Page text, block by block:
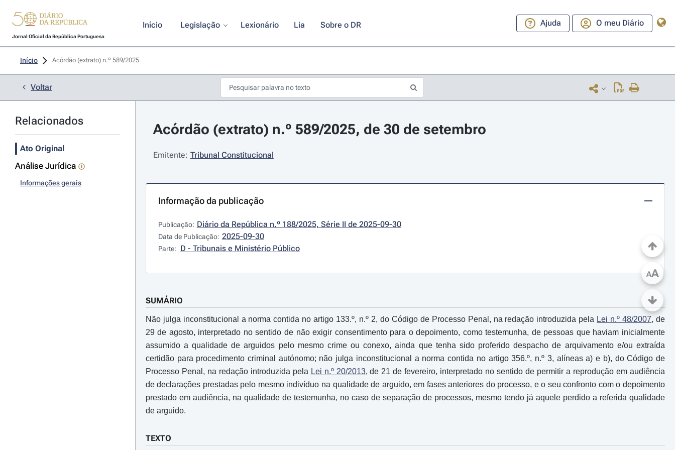
Jornal Oficial da República Portuguesa
Início Legislação Lexionário Lia Sobre o DR Ajuda O meu Diário
Início Acórdão (extrato) n.º 589/2025
Voltar
Relacionados
Ato Original
Análise Jurídica
Informações gerais
Acórdão (extrato) n.º 589/2025, de 30 de setembro
Emitente: Tribunal Constitucional
Informação da publicação
Publicação: Diário da República n.º 188/2025, Série II de 2025-09-30
Data de Publicação: 2025-09-30
Parte: D - Tribunais e Ministério Público
SUMÁRIO
Não julga inconstitucional a norma contida no artigo 133.º, n.º 2, do Código de Processo Penal, na redação introduzida pela Lei n.º 48/2007, de
29 de agosto, interpretado no sentido de não exigir consentimento para o depoimento, como testemunha, de pessoas que haviam inicialmente
assumido a qualidade de arguidos pelo mesmo crime ou conexo, ainda que tenha sido proferido despacho de arquivamento e/ou extraída
certidão para procedimento criminal autónomo; não julga inconstitucional a norma contida no artigo 356.º, n.º 3, alíneas a) e b), do Código de
Processo Penal, na redação introduzida pela Lei n.º 20/2013, de 21 de fevereiro, interpretado no sentido de permitir a reprodução em audiência
de declarações prestadas pelo mesmo indivíduo na qualidade de arguido, em fases anteriores do processo, e o seu confronto com o depoimento
prestado em audiência, na qualidade de testemunha, no caso de separação de processos, mesmo tendo já aquele perdido a referida qualidade
de arguido.
TEXTO
AA